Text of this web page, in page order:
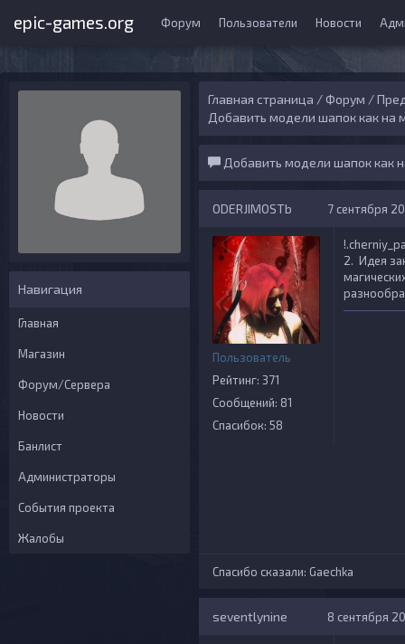
epic-games.org Форум Пользователи Новости
Навигация
Главная
Магазин
Форум/Сервера
Новости
Банлист
Администраторы
События проекта
Жалобы
Главная страница /Форум /
Добавить модели шапок как на
Добавить модели шапок как
ODERJIMOSTb 7 сентября
Пользователь
Рейтинг: 371
Сообщений: 81
Спасибок: 58
2. Идея
Спасибо сказали: Gaechka
seventlynine 8 сентября